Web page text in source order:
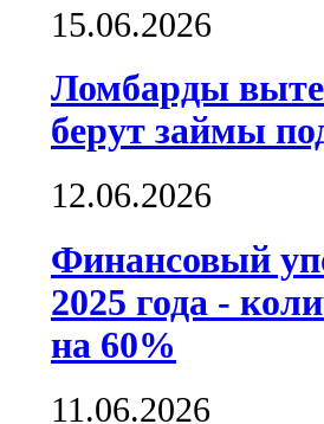
15.06.2026
Ломбарды
берут займы
12.06.2026
Финансовый
2025 года -
на 60%
11.06.2026